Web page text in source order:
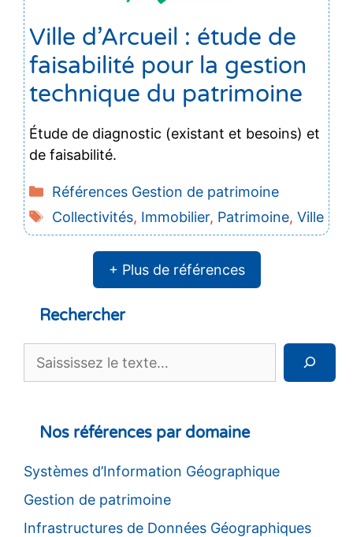
Ville d’Arcueil : étude de
faisabilité pour la gestion
technique du patrimoine
Étude de diagnostic (existant et besoins) et
de faisabilité.
Catégories
Références Gestion de patrimoine
Étiquettes
Collectivités, Immobilier, Patrimoine, Ville
+ Plus de références
Rechercher
Rechercher
Nos références par domaine
Systèmes d’Information Géographique
Gestion de patrimoine
Infrastructures de Données Géographiques